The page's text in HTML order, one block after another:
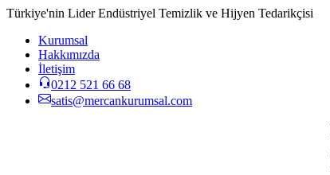
Türkiye'nin Lider Endüstriyel Temizlik ve Hijyen Tedarikçisi
Kurumsal
Hakkımızda
İletişim
0212 521 66 68
satis@mercankurumsal.com